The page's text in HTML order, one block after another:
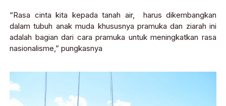
“Rasa cinta kita kepada tanah air, harus dikembangkan
dalam tubuh anak muda khususnya pramuka dan ziarah ini
adalah bagian dari cara pramuka untuk meningkatkan rasa
nasionalisme,” pungkasnya